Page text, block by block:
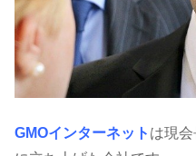
GMOインターネット は現